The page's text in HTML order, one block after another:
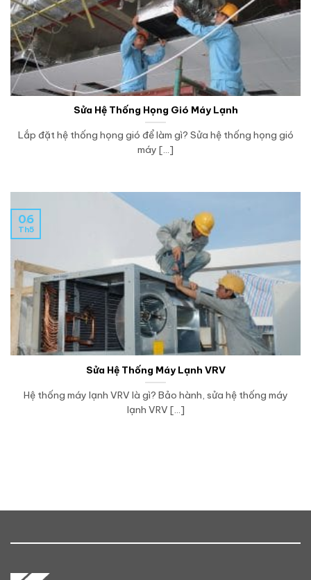
Sửa Hệ Thống Họng Gió Máy Lạnh
Lắp đặt hệ thống họng gió để làm gì? Sửa hệ thống họng gió
máy [...]
Sửa Hệ Thống Máy Lạnh VRV
Hệ thống máy lạnh VRV là gì? Bảo hành, sửa hệ thống máy
lạnh VRV [...]
06
Th5